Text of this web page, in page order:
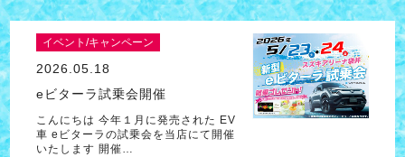
イベント/キャンペーン
2026.05.18
eビターラ試乗会開催
こんにちは 今年１月に発売された EV
車 eビターラの試乗会を当店にて開催
いたします 開催…